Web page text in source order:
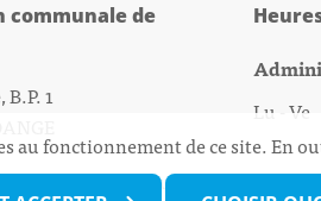
de
1
Lu -
au fonctionnement de ce site. En